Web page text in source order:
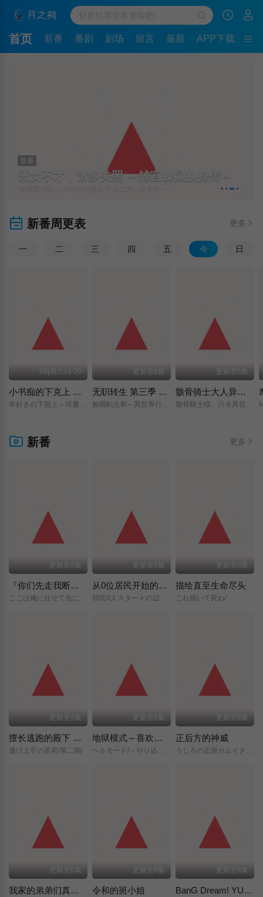
首页 新番 番剧 剧场 留言 最新 APP下载
新番
恶女不才，请多关照 ～雏宫蝶鼠换身传～
新番周更表 更多
一 二 三 四 五 今 日
09|周六18:00
小书痴的下克上 〜为了成为图书管理员而不择手段〜 领主的养女
本好きの下剋上～司書になるためには手段を選んでいられません～/領主の養女/
更新至6集
无职转生 第三季 ～到了异世界就拿出真本事～
無職転生Ⅲ/～異世界行ったら本気だす～/
更新至5集
骸骨骑士大人异世界冒险中 第二季
骸骨騎士様、只今異世界へお出掛け中Ⅱ/
新番 更多
更新至6集
『你们先走我断后』，于是10年后我成为了传说
更新至6集
从0位居民开始的边境领主大人
更新至6集
描绘直至生命尽头
これ描いて死ね/
更新至4集
擅长逃跑的殿下 第二季
逃げ上手の若君/第二期/
更新至6集
地狱模式～喜欢挑战特殊成就的玩家在废设定的异世界成为无双～第二季
ヘルモード/～やり込み好きのゲーマーは廃設定の異世界で無双する～/2nd/Season/
更新至6集
正后方的神威
うしろの正面カムイさん/
更新至6集
我家的弟弟们真是让您费心了
更新至6集
令和的斑小姐
更新至8集
BanG Dream! YUME∞MITA